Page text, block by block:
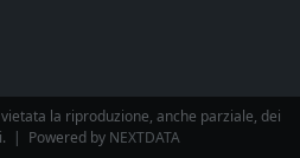
vietata la riproduzione, anche parziale, dei
| Powered by NEXTDATA